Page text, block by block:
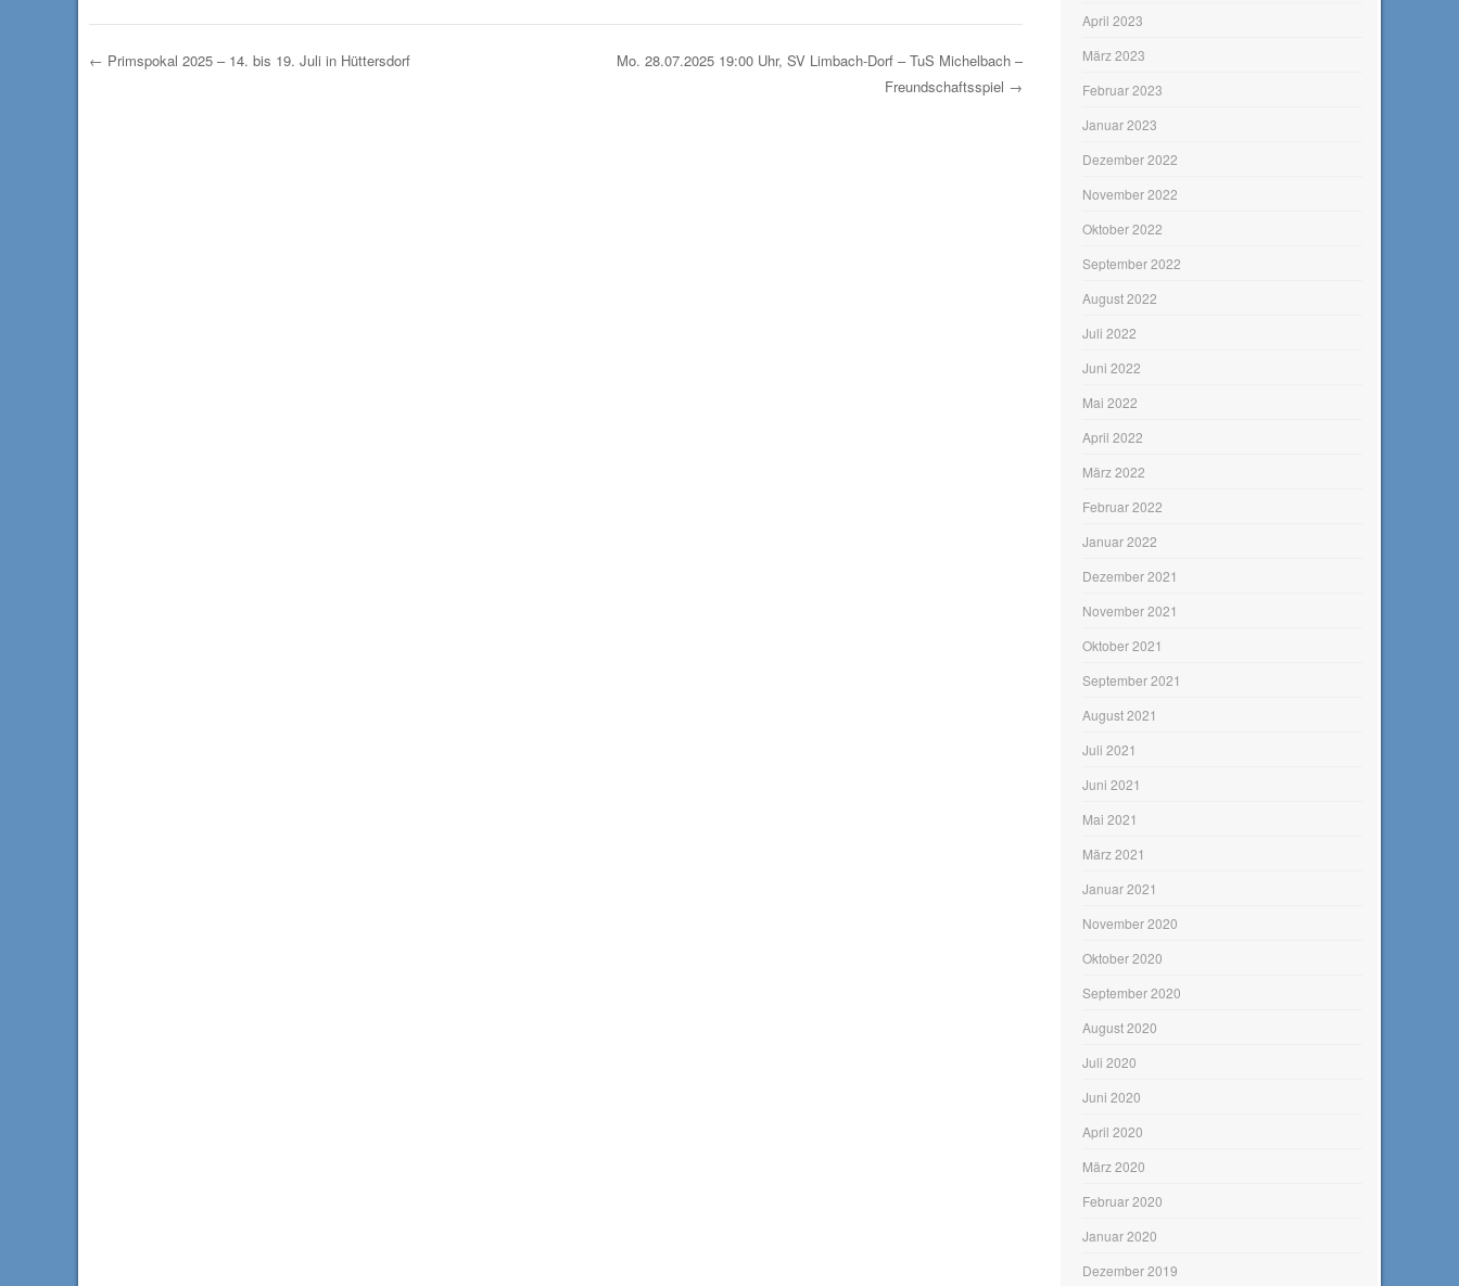
← Primspokal 2025 – 14. bis 19. Juli in Hüttersdorf
Mo. 28.07.2025 19:00 Uhr, SV Limbach-Dorf – TuS Michelbach –
Freundschaftsspiel →
April 2023
März 2023
Februar 2023
Januar 2023
Dezember 2022
November 2022
Oktober 2022
September 2022
August 2022
Juli 2022
Juni 2022
Mai 2022
April 2022
März 2022
Februar 2022
Januar 2022
Dezember 2021
November 2021
Oktober 2021
September 2021
August 2021
Juli 2021
Juni 2021
Mai 2021
März 2021
Januar 2021
November 2020
Oktober 2020
September 2020
August 2020
Juli 2020
Juni 2020
April 2020
März 2020
Februar 2020
Januar 2020
Dezember 2019